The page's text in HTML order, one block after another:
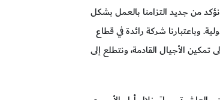
من جديد التزامنا بالعمل بشكل
وباعتبارنا شركة رائدة في قطاع
تمكين الأجيال القادمة، ونتطلع إلى